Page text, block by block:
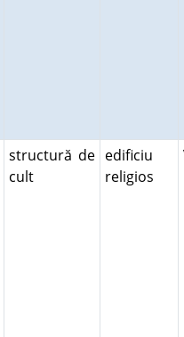
structură de
cult
edificiu
religios